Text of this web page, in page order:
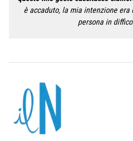
è accaduto, la mia intenzione
persona in